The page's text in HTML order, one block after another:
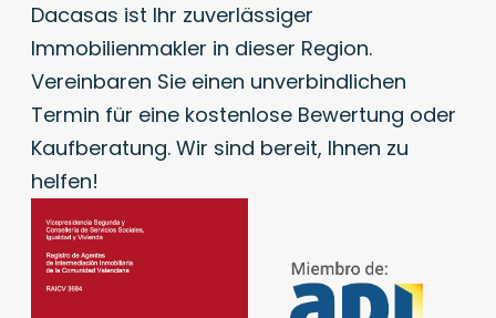
Dacasas ist Ihr zuverlässiger
Immobilienmakler in dieser Region.
Vereinbaren Sie einen unverbindlichen
Termin für eine kostenlose Bewertung oder
Kaufberatung. Wir sind bereit, Ihnen zu
helfen!